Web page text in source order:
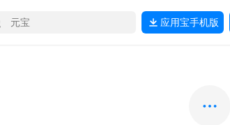
应用宝手机版